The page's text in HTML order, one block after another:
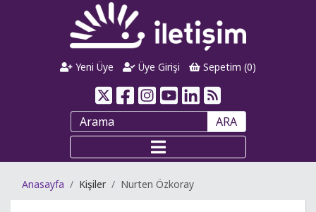
Yeni Üye Üye Girişi Sepetim (0)
ARA
Anasayfa Kişiler Nurten Özkoray